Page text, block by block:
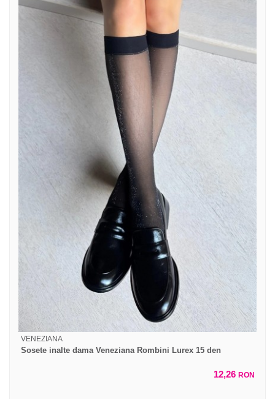
VENEZIANA
Sosete inalte dama Veneziana Rombini Lurex 15 den
12,26 RON